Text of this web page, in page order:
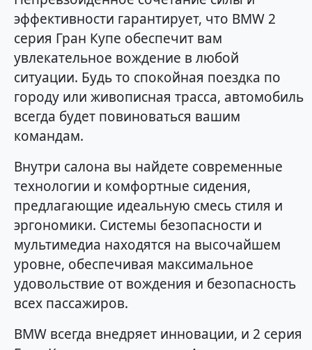
эффективности гарантирует, что BMW 2
серия Гран Купе обеспечит вам
увлекательное вождение в любой
ситуации. Будь то спокойная поездка по
городу или живописная трасса, автомобиль
всегда будет повиноваться вашим
командам.
Внутри салона вы найдете современные
технологии и комфортные сидения,
предлагающие идеальную смесь стиля и
эргономики. Системы безопасности и
мультимедиа находятся на высочайшем
уровне, обеспечивая максимальное
удовольствие от вождения и безопасность
всех пассажиров.
BMW всегда внедряет инновации, и 2 серия